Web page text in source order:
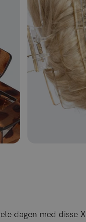
dagen med disse